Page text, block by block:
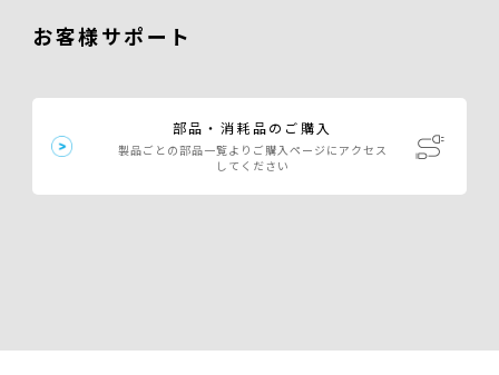
お客様サポート
部品・消耗品のご購入
製品ごとの部品一覧よりご購入ページにアクセス
してください